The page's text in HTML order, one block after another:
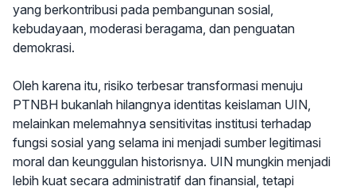
yang berkontribusi pada pembangunan sosial,
kebudayaan, moderasi beragama, dan penguatan
demokrasi.
Oleh karena itu, risiko terbesar transformasi menuju
PTNBH bukanlah hilangnya identitas keislaman UIN,
melainkan melemahnya sensitivitas institusi terhadap
fungsi sosial yang selama ini menjadi sumber legitimasi
moral dan keunggulan historisnya. UIN mungkin menjadi
lebih kuat secara administratif dan finansial, tetapi